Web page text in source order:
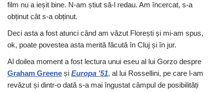
film nu a ieșit bine. N-am știut să-l redau. Am încercat, s-a
obținut cât s-a obținut.
Deci asta a fost atunci când am văzut Florești și mi-am spus,
ok, poate povestea asta merită făcută în Cluj și în jur.
Al doilea moment a fost lectura unui eseu al lui Gorzo despre
Graham Greene și Europa ’51, al lui Rossellini, pe care l-am
revăzut și dintr-o dată s-a mai îngustat câmpul de posibilități